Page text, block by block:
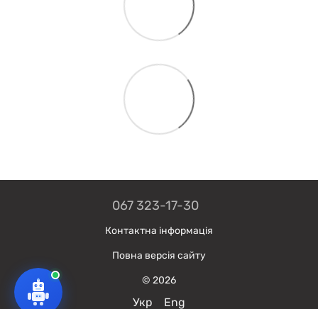
067 323-17-30
Контактна інформація
Повна версія сайту
© 2026
Укр Eng